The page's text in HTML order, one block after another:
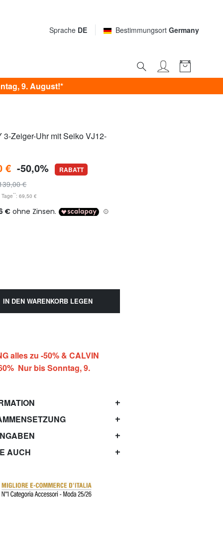
Sprache DE Bestimmungsort Germany
9. August!*
3-Zeiger-Uhr mit Seiko VJ12-
€ -50,0% RABATT
€
**: 69,50 €
IN DEN WARENKORB LEGEN
alles zu -50% & CALVIN
Nur bis Sonntag, 9.
AUCH